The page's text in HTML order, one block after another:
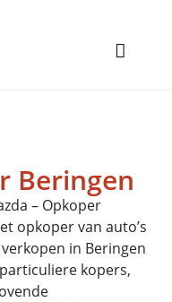
Beringen
– Opkoper
opkoper van auto’s
in Beringen
kopers,